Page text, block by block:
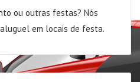
ou outras festas? Nós
em locais de festa.